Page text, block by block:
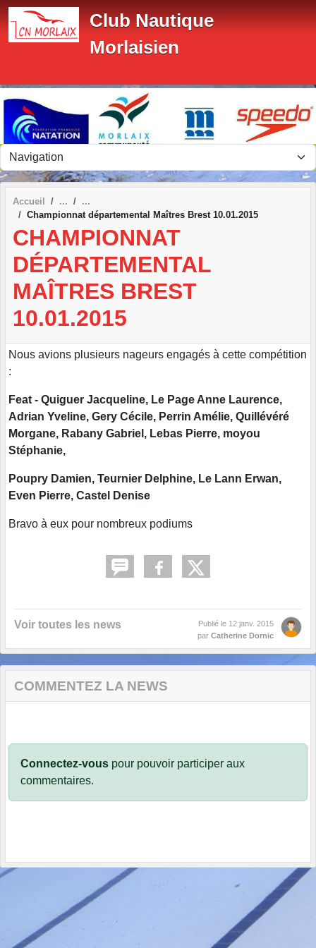
Club Nautique
Morlaisien
Accueil
Championnat départemental Maîtres Brest 10.01.2015
CHAMPIONNAT
DÉPARTEMENTAL
MAÎTRES BREST
10.01.2015
Nous avions plusieurs nageurs engagés à cette compétition
:
Feat - Quiguer Jacqueline, Le Page Anne Laurence,
Adrian Yveline, Gery Cécile, Perrin Amélie, Quillévéré
Morgane, Rabany Gabriel, Lebas Pierre, moyou
Stéphanie,
Poupry Damien, Teurnier Delphine, Le Lann Erwan,
Even Pierre, Castel Denise
Bravo à eux pour nombreux podiums
Voir toutes les news Publié le 12 janv. 2015
par Catherine Dornic
COMMENTEZ LA NEWS
Connectez-vous pour pouvoir participer aux
commentaires.
Panneau de gestion des cookies